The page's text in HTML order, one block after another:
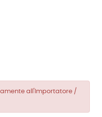
all'Importatore /